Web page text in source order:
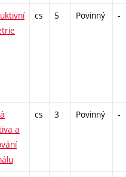
cs 5 Povinný -
a
cs 3 Povinný -